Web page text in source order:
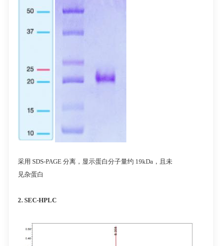
采用 SDS-PAGE 分离，显示蛋白分子量约 19kDa，且未
见杂蛋白
2. SEC-HPLC